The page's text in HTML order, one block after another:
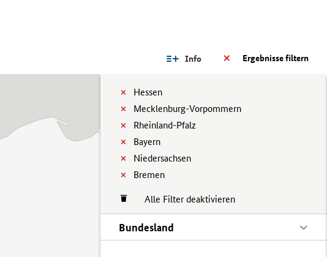
Ergebnisse filtern
Info
Hessen
Mecklenburg-Vorpommern
Rheinland-Pfalz
Bayern
Niedersachsen
Bremen
Alle Filter deaktivieren
Bundesland